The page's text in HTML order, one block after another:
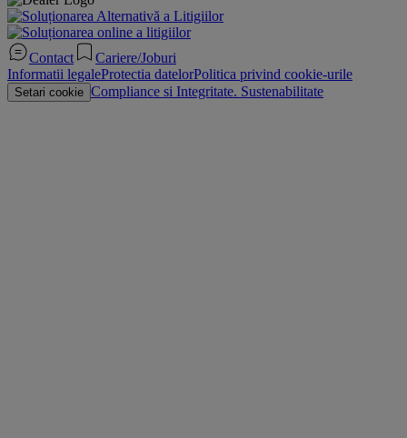
Contact
Cariere/Joburi
Informatii legaleProtectia datelorPolitica privind cookie-urile
Setari cookie Compliance si Integritate. Sustenabilitate